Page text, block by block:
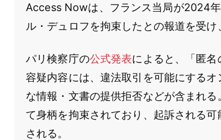
Access Nowは、フランス当局が2024
ル・デュロフを拘束したとの報道を受け
パリ検察庁の公式発表によると、「匿名
容疑内容には、違法取引を可能にする
な情報・文書の提供拒否などが含まれ
て身柄を拘束されており、起訴される
される。